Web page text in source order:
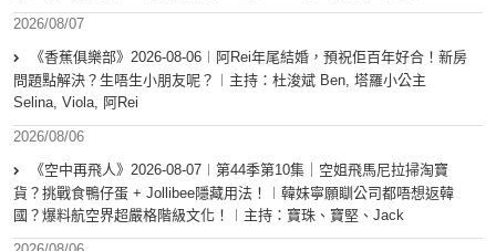
2026/08/07
《香蕉俱樂部》2026-08-06︱阿Rei年尾結婚，預祝佢百年好合！新房
問題點解決？生唔生小朋友呢？︱主持：杜浚斌 Ben, 塔羅小公主
Selina, Viola, 阿Rei
2026/08/06
《空中再飛人》2026-08-07︱第44季第10集｜空姐飛馬尼拉掃淘寶
貨？挑戰食鴨仔蛋 + Jollibee隱藏用法！︱韓妹寧願瞓公司都唔想返韓
國？爆料航空界超嚴格階級文化！︱主持：寶珠、寶堅、Jack